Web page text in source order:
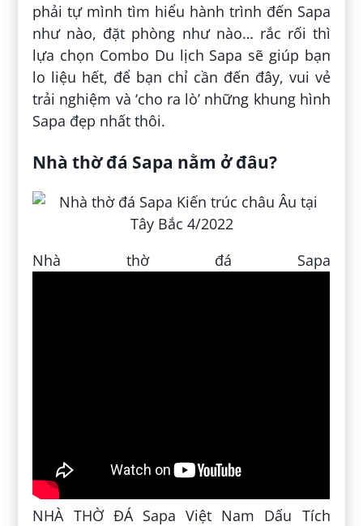
phải tự mình tìm hiểu hành trình đến Sapa
như nào, đặt phòng như nào… rắc rối thì
lựa chọn Combo Du lịch Sapa sẽ giúp bạn
lo liệu hết, để bạn chỉ cần đến đây, vui vẻ
trải nghiệm và ‘cho ra lò’ những khung hình
Sapa đẹp nhất thôi.
Nhà thờ đá Sapa nằm ở đâu?
Nhà thờ đá Sapa
NHÀ THỜ ĐÁ Sapa Việt Nam Dấu Tích